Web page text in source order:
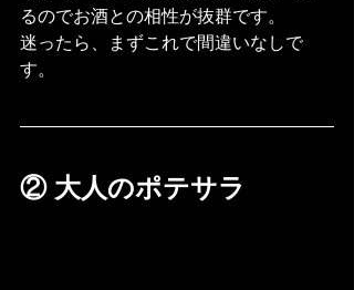
るのでお酒との相性が抜群です。
迷ったら、まずこれで間違いなしで
す。
② 大人のポテサラ